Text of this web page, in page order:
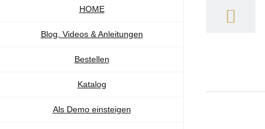
HOME
Blog, Videos & Anleitungen
Bestellen
Katalog
Als Demo einsteigen